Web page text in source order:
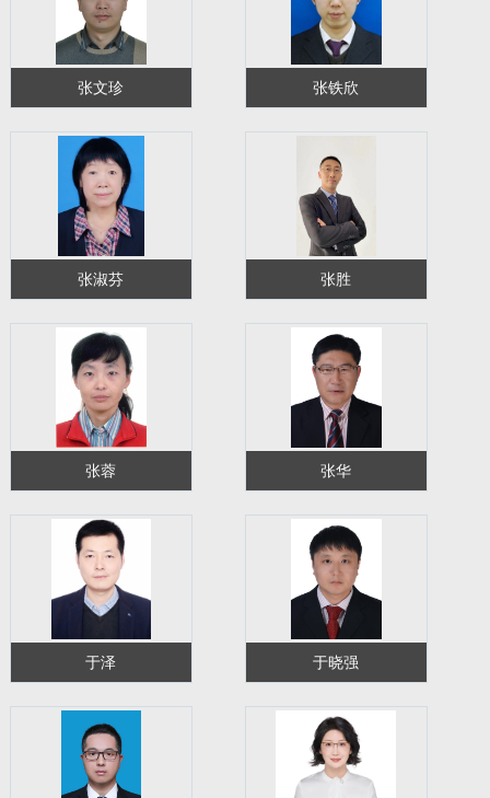
张文珍 张铁欣
张淑芬 张胜
张蓉 张华
于泽 于晓强